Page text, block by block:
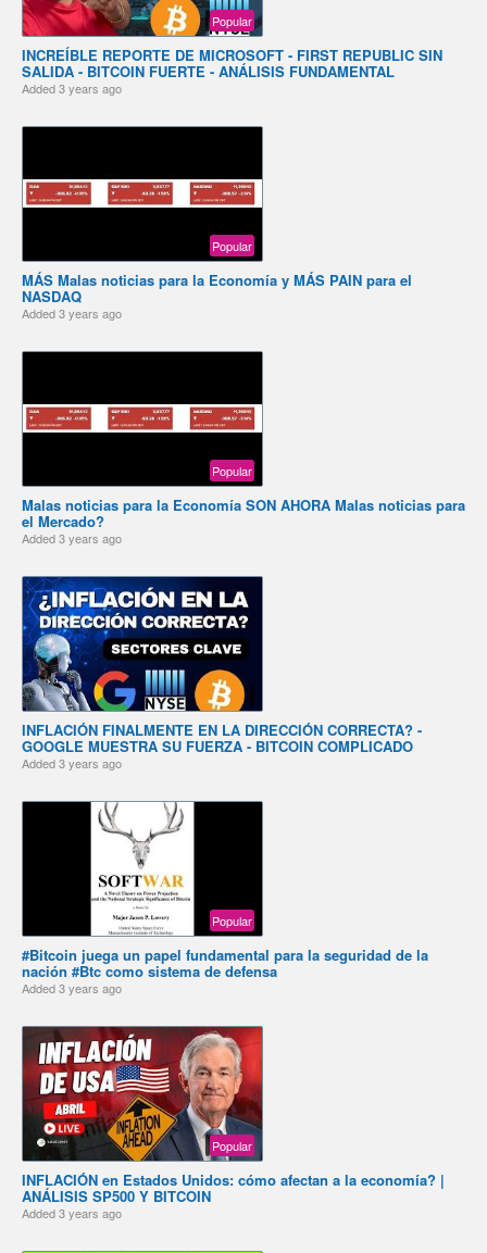
Popular
INCREÍBLE REPORTE DE MICROSOFT - FIRST REPUBLIC SIN
SALIDA - BITCOIN FUERTE - ANÁLISIS FUNDAMENTAL
Added3 years ago
Popular
MÁS Malas noticias para la Economía y MÁS PAIN para el
NASDAQ
Added3 years ago
Popular
Malas noticias para la Economía SON AHORA Malas noticias para
el Mercado?
Added3 years ago
INFLACIÓN FINALMENTE EN LA DIRECCIÓN CORRECTA? -
GOOGLE MUESTRA SU FUERZA - BITCOIN COMPLICADO
Added3 years ago
Popular
#Bitcoin juega un papel fundamental para la seguridad de la
nación #Btc como sistema de defensa
Added3 years ago
Popular
INFLACIÓN en Estados Unidos: cómo afectan a la economía? |
ANÁLISIS SP500 Y BITCOIN
Added3 years ago